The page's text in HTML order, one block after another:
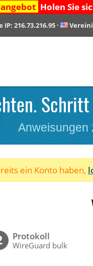
Holen Sie
IP:216.73.216.95 ·
Anweisungen
ein Konto haben,
Protokoll
WireGuard bulk